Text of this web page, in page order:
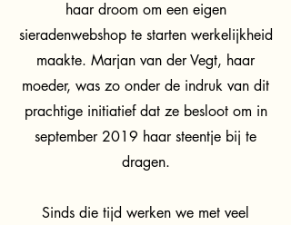
haar droom om een eigen
sieradenwebshop te starten werkelijkheid
maakte. Marjan van der Vegt, haar
moeder, was zo onder de indruk van dit
prachtige initiatief dat ze besloot om in
september 2019 haar steentje bij te
dragen.
Sinds die tijd werken we met veel